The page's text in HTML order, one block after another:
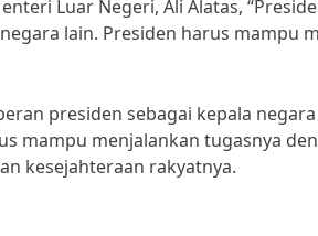
Luar Negeri, Ali Alatas,
lain. Presiden harus mampu
presiden sebagai kepala
mampu menjalankan tugasnya
kesejahteraan rakyatnya.